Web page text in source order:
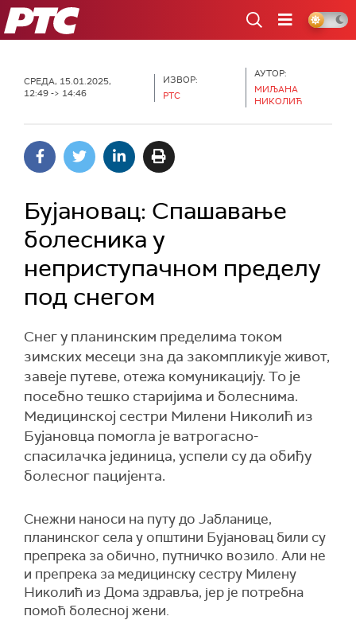
РТС
СРЕДА, 15.01.2025,
12:49 -> 14:46
ИЗВОР:
РТС
АУТОР:
МИЉАНА
НИКОЛИЋ
Бујановац: Спашавање
болесника у
неприступачном пределу
под снегом
Снег у планинским пределима током
зимских месеци зна да закомпликује живот,
завеје путеве, отежа комуникацију. То је
посебно тешко старијима и болеснима.
Медицинској сестри Милени Николић из
Бујановца помогла је ватрогасно-
спасилачка јединица, успели су да обиђу
болесног пацијента.
Снежни наноси на путу до Јабланице,
планинског села у општини Бујановац били су
препрека за обично, путничко возило. Али не
и препрека за медицинску сестру Милену
Николић из Дома здравља, јер је потребна
помоћ болесној жени.